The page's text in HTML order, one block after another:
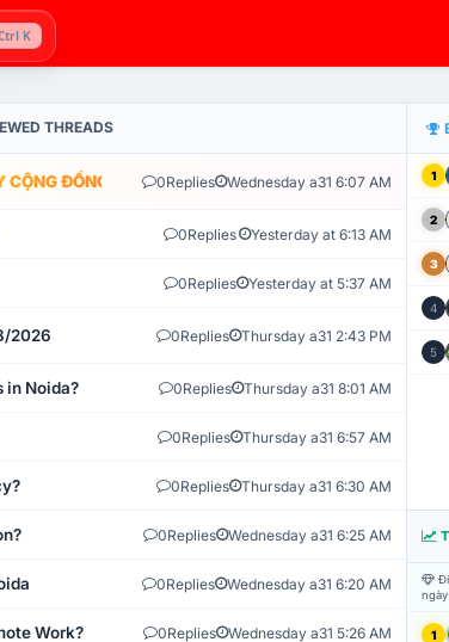
K
THREADS
ĐỒNG VLIKE.VN: HỆ THỐNG GIÁM SÁT TỰ
0Replies Wednesday a31 6:07 AM
0Replies Yesterday at 6:13 AM
0Replies Yesterday at 5:37 AM
2026 0Replies Thursday a31 2:43 PM
in Noida? 0Replies Thursday a31 8:01 AM
0Replies Thursday a31 6:57 AM
0Replies Thursday a31 6:30 AM
0Replies Wednesday a31 6:25 AM
0Replies Wednesday a31 6:20 AM
Work? 0Replies Wednesday a31 5:26 AM
1
2
3
4
5
1